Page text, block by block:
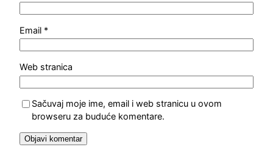
Email *
Web stranica
Sačuvaj moje ime, email i web stranicu u ovom
browseru za buduće komentare.